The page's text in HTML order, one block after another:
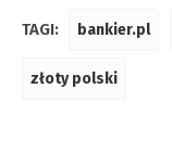
TAGI: bankier.pl
złoty polski